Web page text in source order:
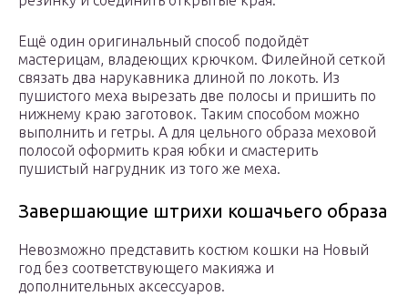
Ещё один оригинальный способ подойдёт
мастерицам, владеющих крючком. Филейной сеткой
связать два нарукавника длиной по локоть. Из
пушистого меха вырезать две полосы и пришить по
нижнему краю заготовок. Таким способом можно
выполнить и гетры. А для цельного образа меховой
полосой оформить края юбки и смастерить
пушистый нагрудник из того же меха.
Завершающие штрихи кошачьего образа
Невозможно представить костюм кошки на Новый
год без соответствующего макияжа и
дополнительных аксессуаров.